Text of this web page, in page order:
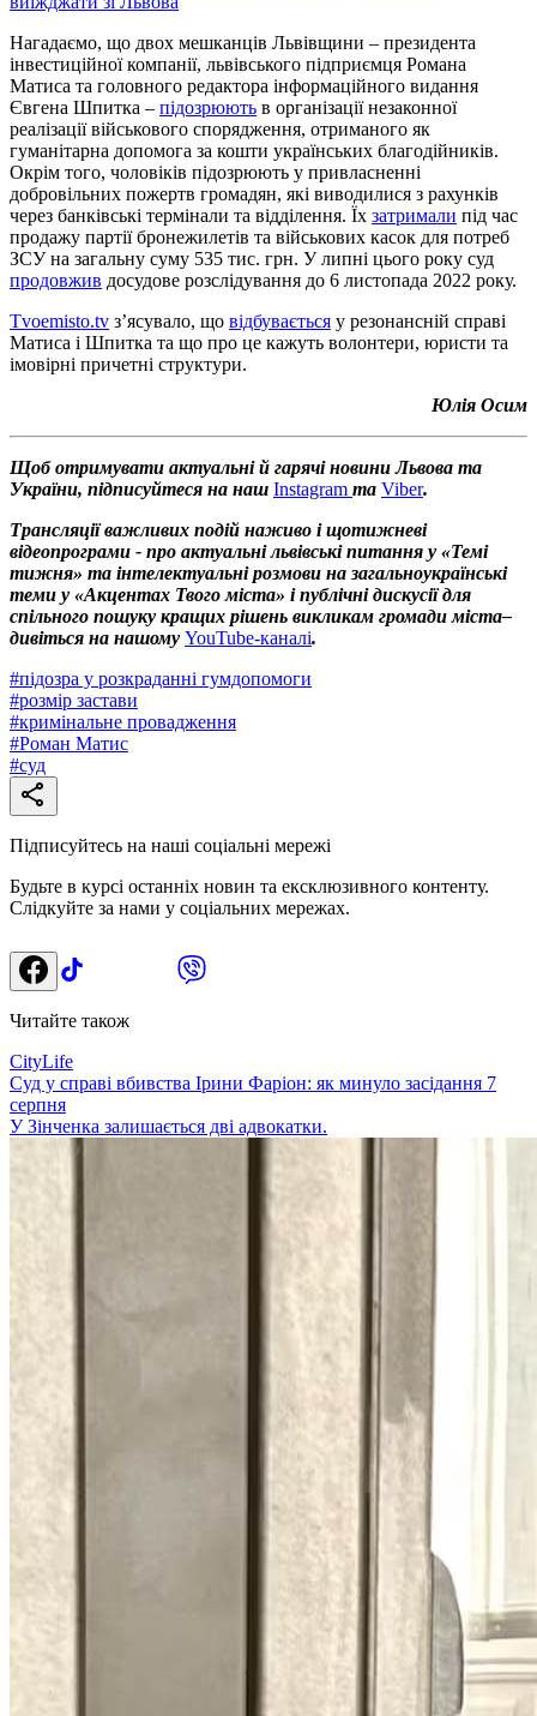
Нагадаємо, що двох мешканців Львівщини – президента
інвестиційної компанії, львівського підприємця Романа
Матиса та головного редактора інформаційного видання
Євгена Шпитка – підозрюють в організації незаконної
реалізації військового спорядження, отриманого як
гуманітарна допомога за кошти українських благодійників.
Окрім того, чоловіків підозрюють у привласненні
добровільних пожертв громадян, які виводилися з рахунків
через банківські термінали та відділення. Їх затримали під час
продажу партії бронежилетів та військових касок для потреб
ЗСУ на загальну суму 535 тис. грн. У липні цього року суд
продовжив досудове розслідування до 6 листопада 2022 року.
Tvoemisto.tv з’ясувало, що відбувається у резонансній справі
Матиса і Шпитка та що про це кажуть волонтери, юристи та
імовірні причетні структури.
Юлія Осим
Щоб отримувати актуальні й гарячі новини Львова та
України, підписуйтеся на наш Instagram та Viber.
Трансляції важливих подій наживо і щотижневі
відеопрограми - про актуальні львівські питання у «Темі
тижня» та інтелектуальні розмови на загальноукраїнські
теми у «Акцентах Твого міста» і публічні дискусії для
спільного пошуку кращих рішень викликам громади міста–
дивіться на нашому YouTube-каналі.
#підозра у розкраданні гумдопомоги
#розмір застави
#кримінальне провадження
#Роман Матис
#суд
Підписуйтесь на наші соціальні мережі
Будьте в курсі останніх новин та ексклюзивного контенту.
Слідкуйте за нами у соціальних мережах.
Читайте також
CityLife
Суд у справі вбивства Ірини Фаріон: як минуло засідання 7
серпня
У Зінченка залишається дві адвокатки.